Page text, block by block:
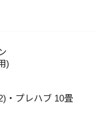
)
・プレハブ 10畳